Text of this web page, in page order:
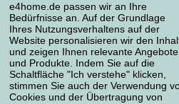
e4home.de passen wir an Ihre
Bedürfnisse an. Auf der Grundlage
Ihres Nutzungsverhaltens auf der
Website personalisieren wir den
und zeigen Ihnen relevante Angebote
und Produkte. Indem Sie auf die
Schaltfläche "Ich verstehe" klicken,
stimmen Sie auch der Verwendung
Cookies und der Übertragung von
Reklamationen
Widerrufsbelehrung
Einfach mehr wissen
Richtlinien zur Verarbeitung von
Transportarten